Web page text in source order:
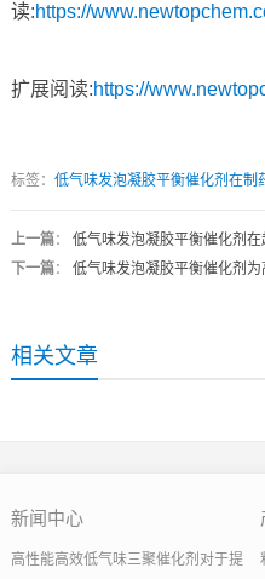
读:https://
扩展阅读:https://
标签： 低气味发泡凝胶平衡催化剂在制
上一篇： 低气味发泡凝胶平衡催化剂
下一篇： 低气味发泡凝胶平衡催化剂
相关文章
新闻中心
高性能高效低气味三聚催化剂对于提